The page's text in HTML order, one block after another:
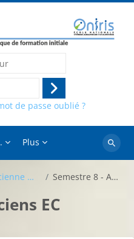
Connexion
de passe oublié ?
Plus
cours
Ancienne Maquette Semestre 8 - Anciens EC
EC